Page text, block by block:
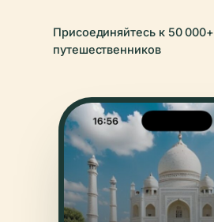
Присоединяйтесь к 50 000+
путешественников